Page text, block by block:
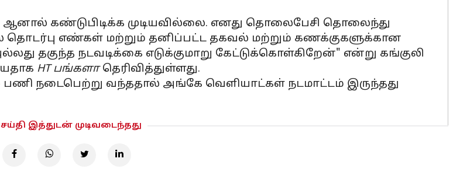
கண்டுபிடிக்க முடியவில்லை. எனது தொலைபேசி தொலைந்து
எண்கள் மற்றும் தனிப்பட்ட தகவல் மற்றும் கணக்குகளுக்கான
நடவடிக்கை எடுக்குமாறு கேட்டுக்கொள்கிறேன்" என்று கங்குலி
HT பங்களாதெரிவித்துள்ளது.
நடைபெற்று வந்ததால் அங்கே வெளியாட்கள் நடமாட்டம் இருந்தது
இத்துடன் முடிவடைந்தது